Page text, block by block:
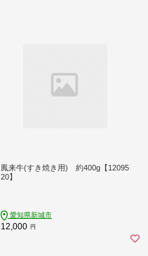
鳳来牛(すき焼き用) 約400g【12095
20】
愛知県新城市
12,000 円